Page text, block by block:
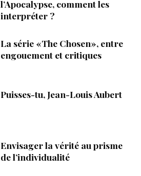
l’Apocalypse, comment les
interpréter ?
La série «The Chosen», entre
engouement et critiques
Puisses-tu, Jean-Louis Aubert
Envisager la vérité au prisme
de l’individualité